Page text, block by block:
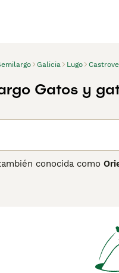
Galicia Lugo
Gatos y
conocida como
largo y musculoso,
En cuanto a su
siendo ideal para
dental y una
de pelo semilargo»,
juguetón y